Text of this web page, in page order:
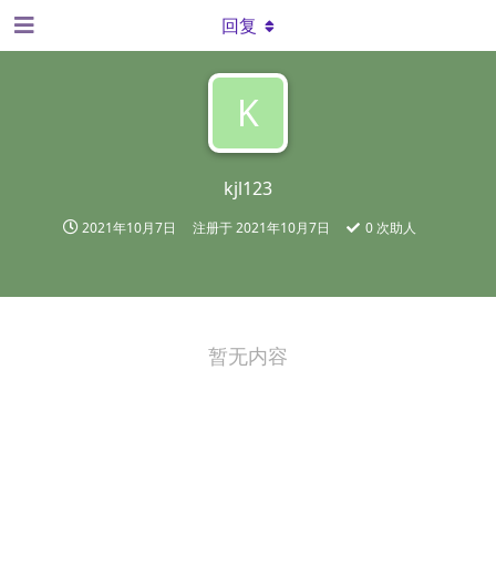
K
kjl123
2021年10月7日 注册于2021年10月7日 0 次助人
回复
暂无内容